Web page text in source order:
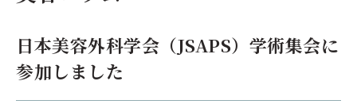
日本美容外科学会（JSAPS）学術集会に
参加しました